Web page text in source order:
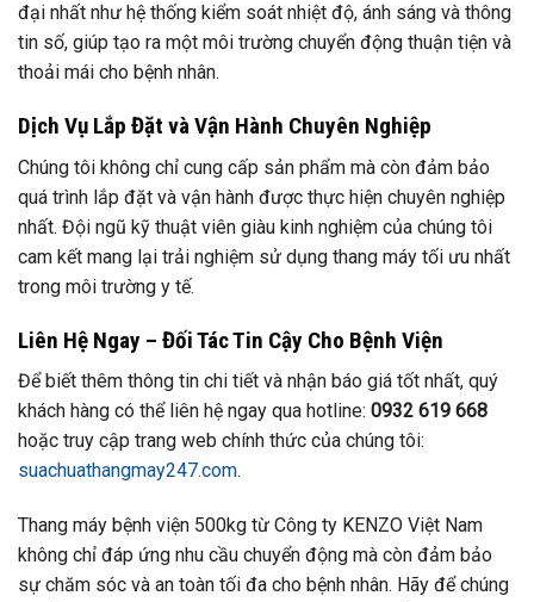
đại nhất như hệ thống kiểm soát nhiệt độ, ánh sáng và thông
tin số, giúp tạo ra một môi trường chuyển động thuận tiện và
thoải mái cho bệnh nhân.
Dịch Vụ Lắp Đặt và Vận Hành Chuyên Nghiệp
Chúng tôi không chỉ cung cấp sản phẩm mà còn đảm bảo
quá trình lắp đặt và vận hành được thực hiện chuyên nghiệp
nhất. Đội ngũ kỹ thuật viên giàu kinh nghiệm của chúng tôi
cam kết mang lại trải nghiệm sử dụng thang máy tối ưu nhất
trong môi trường y tế.
Liên Hệ Ngay – Đối Tác Tin Cậy Cho Bệnh Viện
Để biết thêm thông tin chi tiết và nhận báo giá tốt nhất, quý
khách hàng có thể liên hệ ngay qua hotline: 0932 619 668
hoặc truy cập trang web chính thức của chúng tôi:
suachuathangmay247.com.
Thang máy bệnh viện 500kg từ Công ty KENZO Việt Nam
không chỉ đáp ứng nhu cầu chuyển động mà còn đảm bảo
sự chăm sóc và an toàn tối đa cho bệnh nhân. Hãy để chúng